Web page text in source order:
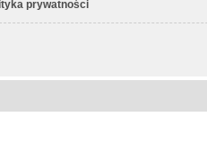
prywatności